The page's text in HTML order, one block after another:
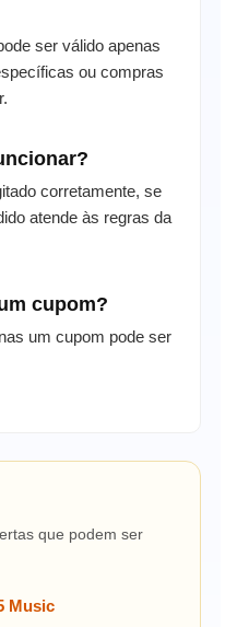
ser válido apenas
ou compras
corretamente, se
atende às regras da
cupom?
um cupom pode ser
que podem ser
Music